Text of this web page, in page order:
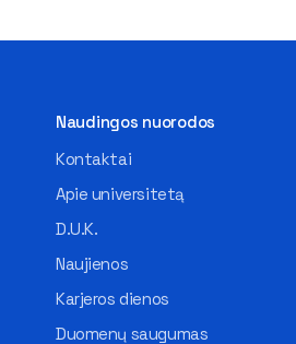
Naudingos nuorodos
Kontaktai
Apie universitetą
D.U.K.
Naujienos
Karjeros dienos
Duomenų saugumas